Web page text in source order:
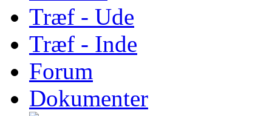
Træf - Ude
Træf - Inde
Forum
Dokumenter